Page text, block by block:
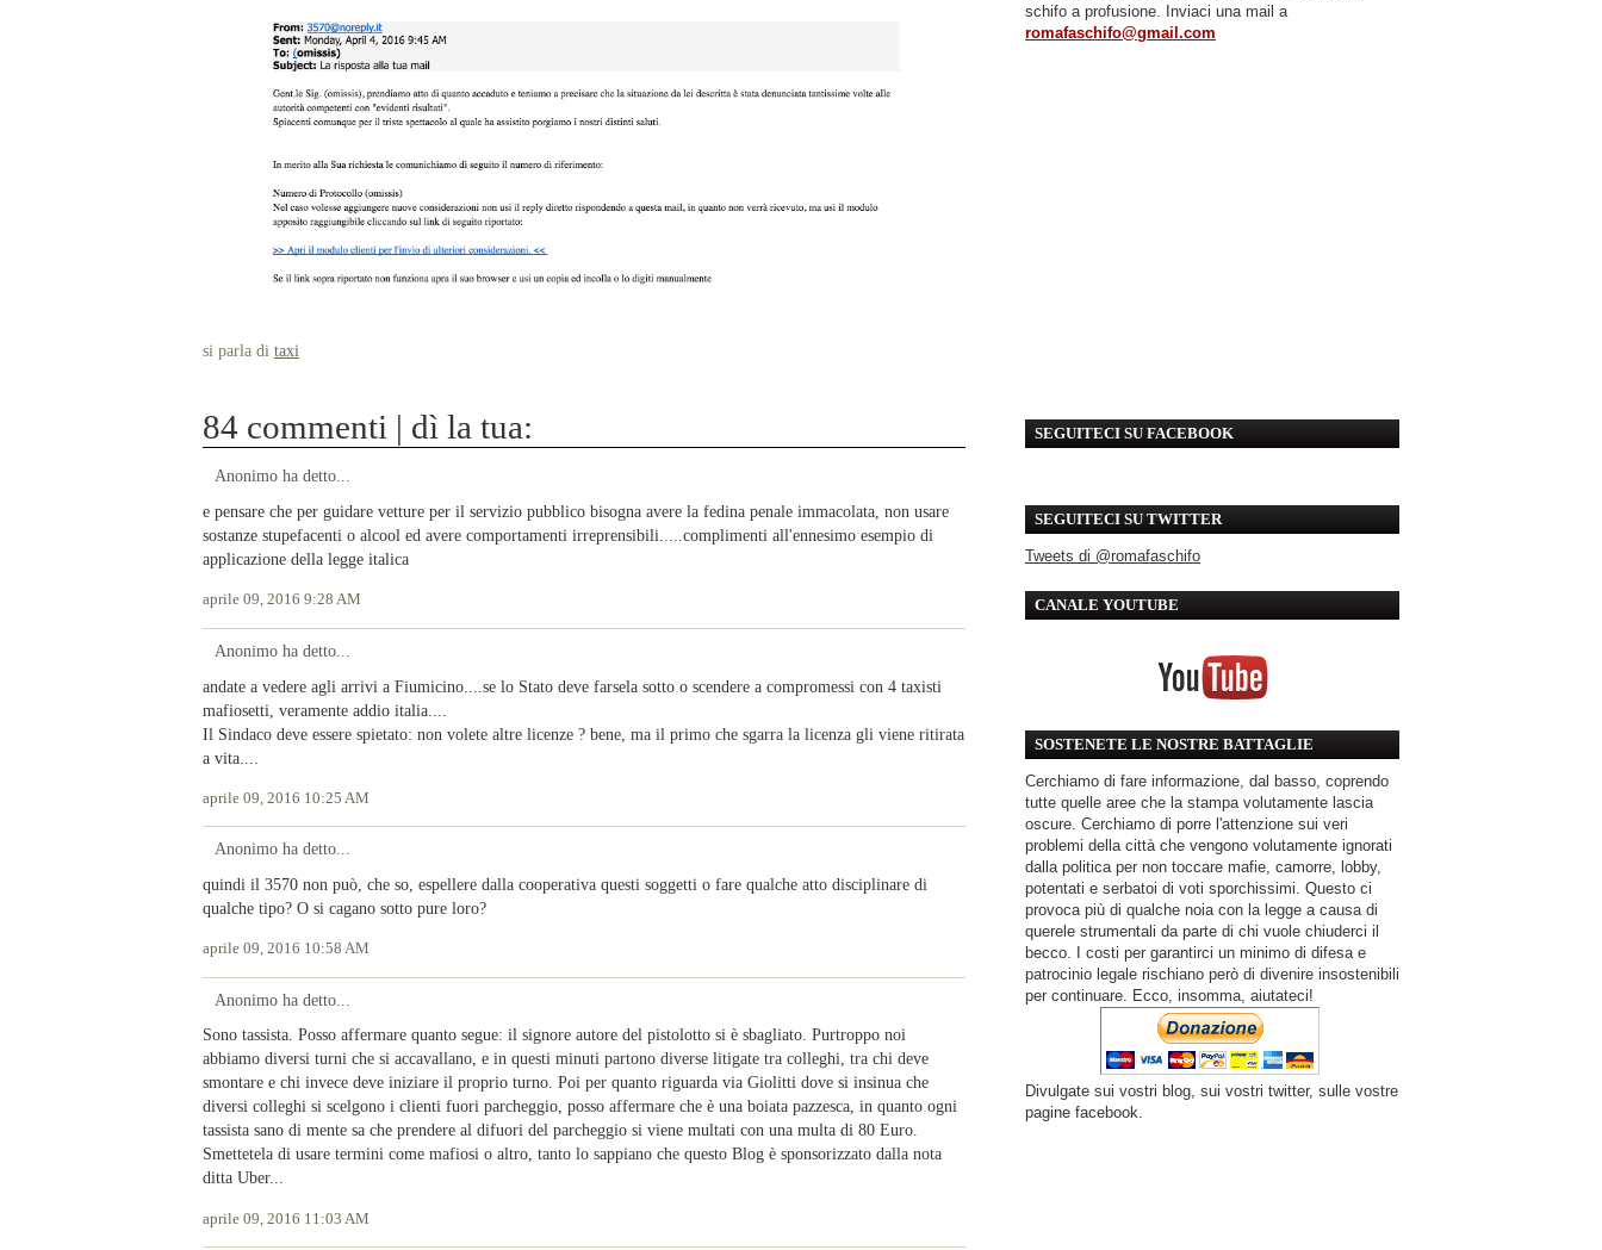
si parla di taxi
84 commenti | dì la tua:
Anonimo ha detto...
e pensare che per guidare vetture per il servizio pubblico bisogna avere la fedina penale immacolata, non usare
sostanze stupefacenti o alcool ed avere comportamenti irreprensibili.....complimenti all'ennesimo esempio di
applicazione della legge italica
aprile 09, 2016 9:28 AM
Anonimo ha detto...
andate a vedere agli arrivi a Fiumicino....se lo Stato deve farsela sotto o scendere a compromessi con 4 taxisti
mafiosetti, veramente addio italia....
Il Sindaco deve essere spietato: non volete altre licenze ? bene, ma il primo che sgarra la licenza gli viene ritirata
a vita....
aprile 09, 2016 10:25 AM
Anonimo ha detto...
quindi il 3570 non può, che so, espellere dalla cooperativa questi soggetti o fare qualche atto disciplinare di
qualche tipo? O si cagano sotto pure loro?
aprile 09, 2016 10:58 AM
Anonimo ha detto...
Sono tassista. Posso affermare quanto segue: il signore autore del pistolotto si è sbagliato. Purtroppo noi
abbiamo diversi turni che si accavallano, e in questi minuti partono diverse litigate tra colleghi, tra chi deve
smontare e chi invece deve iniziare il proprio turno. Poi per quanto riguarda via Giolitti dove si insinua che
diversi colleghi si scelgono i clienti fuori parcheggio, posso affermare che è una boiata pazzesca, in quanto ogni
tassista sano di mente sa che prendere al difuori del parcheggio si viene multati con una multa di 80 Euro.
Smettetela di usare termini come mafiosi o altro, tanto lo sappiano che questo Blog è sponsorizzato dalla nota
ditta Uber...
aprile 09, 2016 11:03 AM
schifo a profusione. Inviaci una mail a
romafaschifo@gmail.com
SEGUITECI SU FACEBOOK
SEGUITECI SU TWITTER
Tweets di @romafaschifo
CANALE YOUTUBE
SOSTENETE LE NOSTRE BATTAGLIE
Cerchiamo di fare informazione, dal basso, coprendo
tutte quelle aree che la stampa volutamente lascia
oscure. Cerchiamo di porre l'attenzione sui veri
problemi della città che vengono volutamente ignorati
dalla politica per non toccare mafie, camorre, lobby,
potentati e serbatoi di voti sporchissimi. Questo ci
provoca più di qualche noia con la legge a causa di
querele strumentali da parte di chi vuole chiuderci il
becco. I costi per garantirci un minimo di difesa e
patrocinio legale rischiano però di divenire insostenibili
per continuare. Ecco, insomma, aiutateci!
Divulgate sui vostri blog, sui vostri twitter, sulle vostre
pagine facebook.